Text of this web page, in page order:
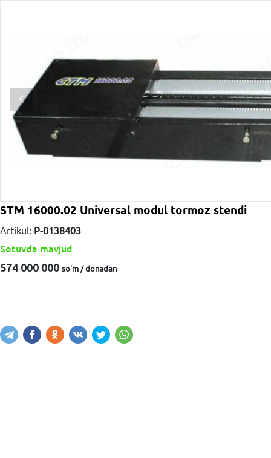
STM 16000.02 Universal modul tormoz stendi
Artikul: P-0138403
Sotuvda mavjud
574 000 000 so'm / donadan